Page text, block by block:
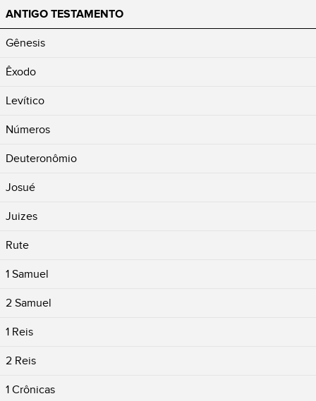
ANTIGO TESTAMENTO
Gênesis
Êxodo
Levítico
Números
Deuteronômio
Josué
Juizes
Rute
1 Samuel
2 Samuel
1 Reis
2 Reis
1 Crônicas